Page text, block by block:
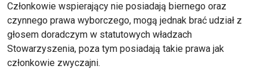
Członkowie wspierający nie posiadają biernego oraz
czynnego prawa wyborczego, mogą jednak brać udział z
głosem doradczym w statutowych władzach
Stowarzyszenia, poza tym posiadają takie prawa jak
członkowie zwyczajni.